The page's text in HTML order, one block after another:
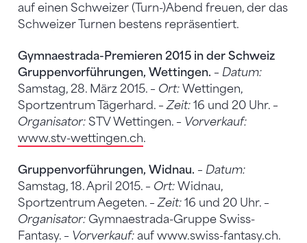
auf einen Schweizer (Turn-)Abend freuen, der das
Schweizer Turnen bestens repräsentiert.
Gymnaestrada-Premieren 2015 in der Schweiz
Gruppenvorführungen, Wettingen. – Datum:
Samstag, 28. März 2015. – Ort: Wettingen,
Sportzentrum Tägerhard. – Zeit: 16 und 20 Uhr. –
Organisator: STV Wettingen. – Vorverkauf:
www.stv-wettingen.ch.
Gruppenvorführungen, Widnau. – Datum:
Samstag, 18. April 2015. – Ort: Widnau,
Sportzentrum Aegeten. – Zeit: 16 und 20 Uhr. –
Organisator: Gymnaestrada-Gruppe Swiss-
Fantasy. – Vorverkauf: auf www.swiss-fantasy.ch.